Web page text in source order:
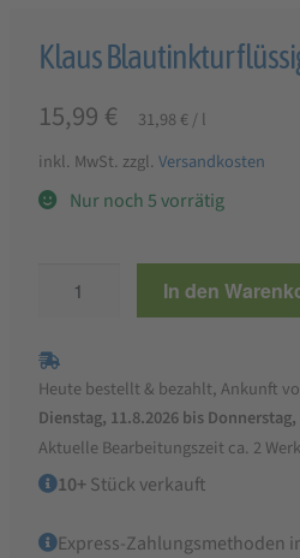
Klaus Blautinktur
15,99 € 31,98 €/l
inkl. MwSt. zzgl. Versandkosten
Nur noch 5 vorrätig
Blautinktur
500
ml
Menge
In den
Heute bestellt & bezahlt, Ankunft
Dienstag, 11.8.2026 bis Donnerstag,
Aktuelle Bearbeitungszeit ca. 2
10+Stück verkauft
Express-Zahlungsmethoden